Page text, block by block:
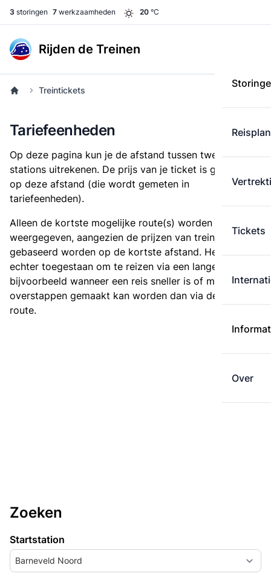
3 storingen 7 werkzaamheden 20 °C
Rijden de Treinen
Tickets
Over
Treintickets
Tariefeenheden
Op deze pagina kun je de afstand tussen twee
stations uitrekenen. De prijs van je ticket is gebaseerd
op deze afstand (die wordt gemeten in
tariefeenheden).
Alleen de kortste mogelijke route(s) worden
weergegeven, aangezien de prijzen van treintickets
gebaseerd worden op de kortste afstand. Het is
echter toegestaan om te reizen via een langere route,
bijvoorbeeld wanneer een reis sneller is of met minder
overstappen gemaakt kan worden dan via de kortste
route.
Zoeken
Startstation
Barneveld Noord